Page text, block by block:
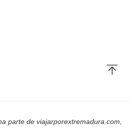
parte de viajarporextremadura.com,